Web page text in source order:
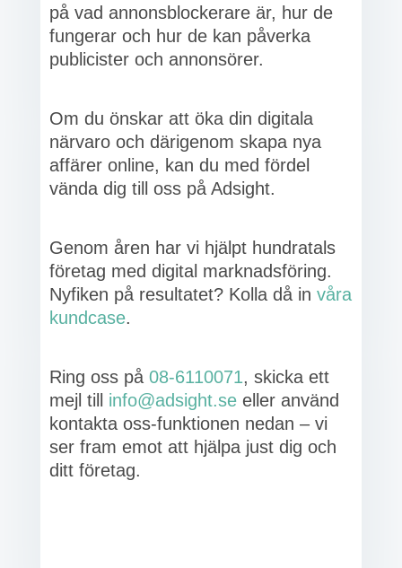
på vad annonsblockerare är, hur de
fungerar och hur de kan påverka
publicister och annonsörer.
Om du önskar att öka din digitala
närvaro och därigenom skapa nya
affärer online, kan du med fördel
vända dig till oss på Adsight.
Genom åren har vi hjälpt hundratals
företag med digital marknadsföring.
Nyfiken på resultatet? Kolla då in våra
kundcase.
Ring oss på 08-6110071, skicka ett
mejl till info@adsight.seeller använd
kontakta oss-funktionen nedan – vi
ser fram emot att hjälpa just dig och
ditt företag.